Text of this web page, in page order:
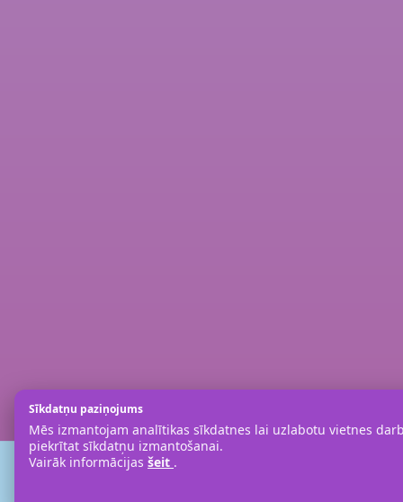
Sīkdatņu paziņojums
Mēs izmantojam analītikas sīkdatnes lai uzlabotu vietnes
piekrītat sīkdatņu izmantošanai.
Vairāk informācijas šeit .